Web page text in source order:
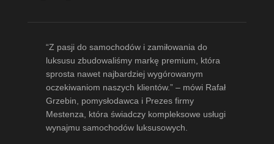
“Z pasji do samochodów i zamiłowania do
luksusu zbudowaliśmy markę premium, która
sprosta nawet najbardziej wygórowanym
oczekiwaniom naszych klientów.” – mówi Rafał
Grzebin, pomysłodawca i Prezes firmy
Mestenza, która świadczy kompleksowe usługi
wynajmu samochodów luksusowych.